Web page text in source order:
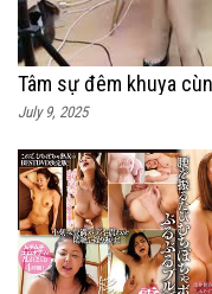
Tâm sự đêm khuya
July 9, 2025